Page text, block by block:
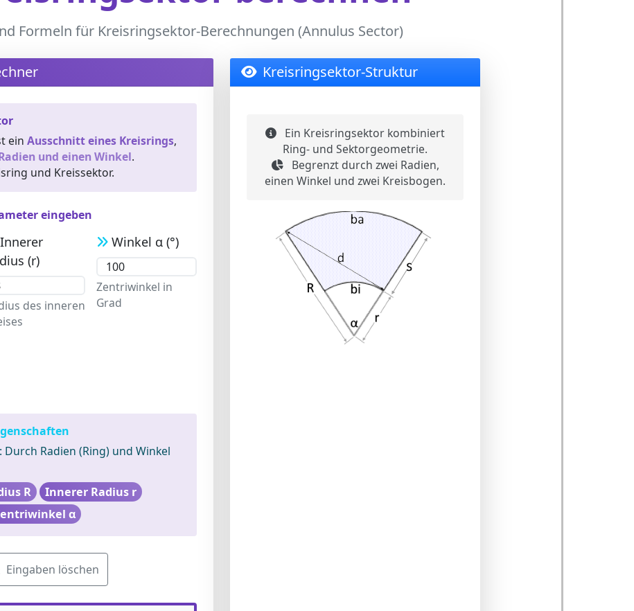
Formeln für Kreisringsektor-Berechnungen (Annulus Sector)
ein Ausschnitt eines Kreisrings,
und einen Winkel.
und Kreissektor.
eingeben
Innerer
(r)
des inneren
Winkel α (°)
Zentriwinkel in
Grad
Durch Radien (Ring) und Winkel
R
Innerer Radius r
α
Eingaben löschen
Kreisringsektor-Struktur
Ein Kreisringsektor kombiniert
Ring- und Sektorgeometrie.
Begrenzt durch zwei Radien,
einen Winkel und zwei Kreisbogen.